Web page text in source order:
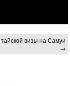
визы на Самуи
→